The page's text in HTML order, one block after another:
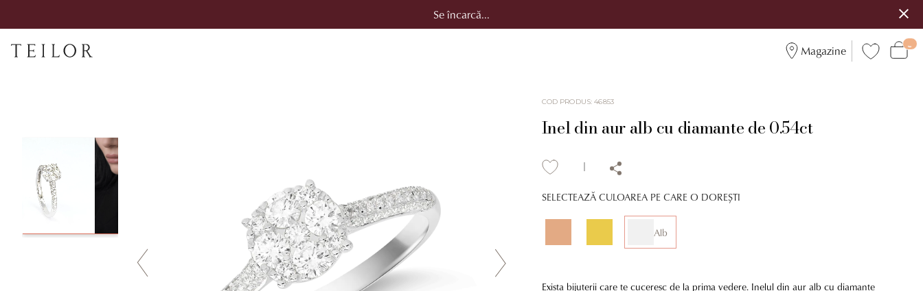
Se încarcă...
Magazine
COD PRODUS:46853
Inel din aur alb cu diamante de 0.54ct
SELECTEAZĂ CULOAREA PE CARE O DOREȘTI
Alb
Exista bijuterii care te cuceresc de la prima vedere. Inelul din aur alb cu diamante